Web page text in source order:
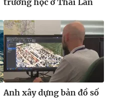
Anh xây dựng bản đồ số